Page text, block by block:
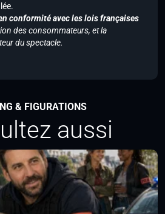
conformité avec les lois françaises
des consommateurs, et la
du spectacle.
& FIGURATIONS
aussi